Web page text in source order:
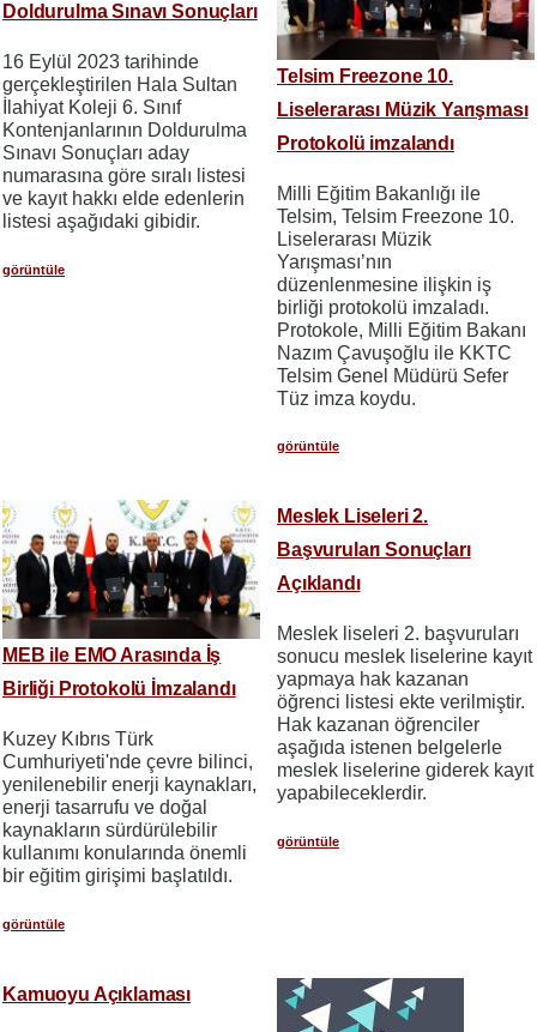
Doldurulma Sınavı Sonuçları
16 Eylül 2023 tarihinde
gerçekleştirilen Hala Sultan
İlahiyat Koleji 6. Sınıf
Kontenjanlarının Doldurulma
Sınavı Sonuçları aday
numarasına göre sıralı listesi
ve kayıt hakkı elde edenlerin
listesi aşağıdaki gibidir.
görüntüle
Telsim Freezone 10.
Liselerarası Müzik Yarışması
Protokolü imzalandı
Milli Eğitim Bakanlığı ile
Telsim, Telsim Freezone 10.
Liselerarası Müzik
Yarışması’nın
düzenlenmesine ilişkin iş
birliği protokolü imzaladı.
Protokole, Milli Eğitim Bakanı
Nazım Çavuşoğlu ile KKTC
Telsim Genel Müdürü Sefer
Tüz imza koydu.
görüntüle
MEB ile EMO Arasında İş
Birliği Protokolü İmzalandı
Kuzey Kıbrıs Türk
Cumhuriyeti'nde çevre bilinci,
yenilenebilir enerji kaynakları,
enerji tasarrufu ve doğal
kaynakların sürdürülebilir
kullanımı konularında önemli
bir eğitim girişimi başlatıldı.
görüntüle
Meslek Liseleri 2.
Başvuruları Sonuçları
Açıklandı
Meslek liseleri 2. başvuruları
sonucu meslek liselerine kayıt
yapmaya hak kazanan
öğrenci listesi ekte verilmiştir.
Hak kazanan öğrenciler
aşağıda istenen belgelerle
meslek liselerine giderek kayıt
yapabileceklerdir.
görüntüle
Kamuoyu Açıklaması